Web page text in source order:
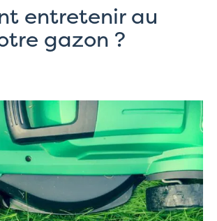
entretenir au
gazon ?